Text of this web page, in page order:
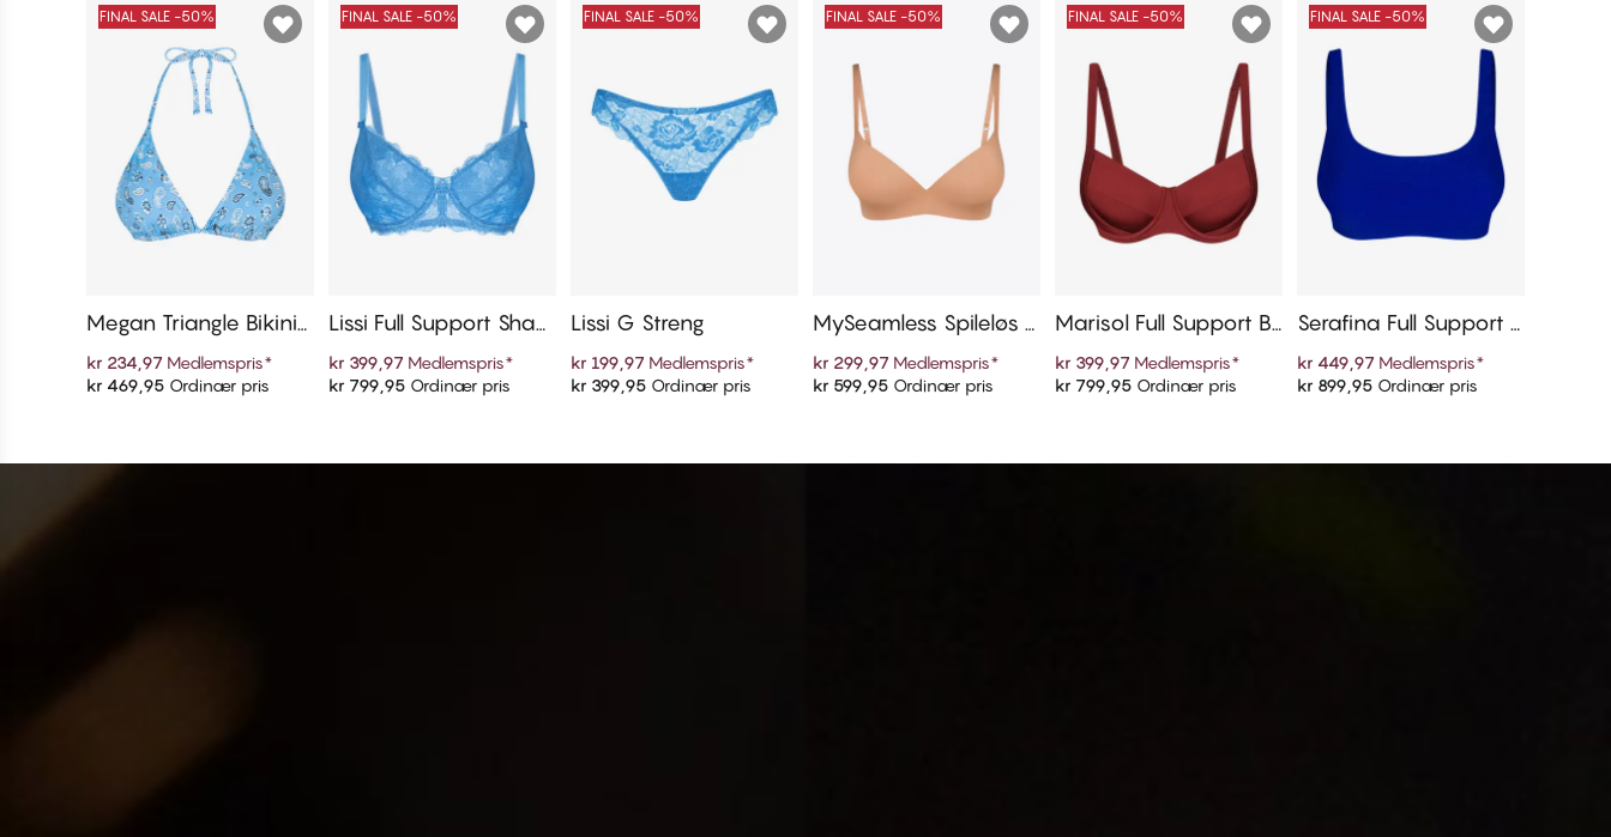
Legg i handlekurven
FINAL SALE -50%
Megan Triangle Bikinit
opp
kr 234,97 Medlemspris*
kr 469,95 Ordinær pris Legg i handlekurven
FINAL SALE -50%
Lissi Full Support Shap
er Bh
kr 399,97 Medlemspris*
kr 799,95 Ordinær pris Legg i handlekurven
FINAL SALE -50%
Lissi G Streng
kr 199,97 Medlemspris*
kr 399,95 Ordinær pris Legg i handlekurven
FINAL SALE -50%
MySeamless Spileløs P
ush Up
kr 299,97 Medlemspris*
kr 599,95 Ordinær pris Legg i handlekurven
FINAL SALE -50%
Marisol Full Support Bi
kinitopp
kr 399,97 Medlemspris*
kr 799,95 Ordinær pris Legg i handlekurven
FINAL SALE -50%
Serafina Full Support B
ikinitopp
kr 449,97 Medlemspris*
kr 899,95 Ordinær pris